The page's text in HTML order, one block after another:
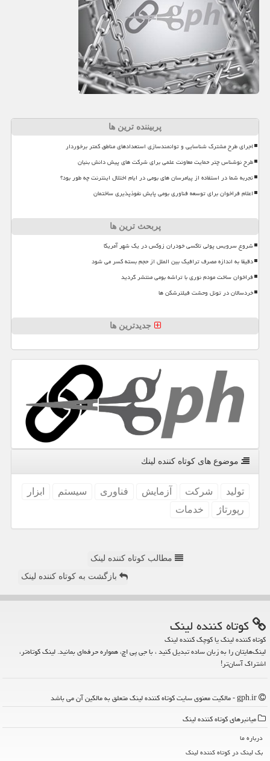
پربیننده ترین ها
اجرای طرح مشترک شناسایی و توانمندسازی استعدادهای مناطق کمتر برخوردار
طرح نوشناس چتر حمایت معاونت علمی برای شرکت های پیش دانش بنیان
تجربه شما در استفاده از پیامرسان های بومی در ایام اختلال اینترنت چه طور بود؟
اعلام فراخوان برای توسعه فناوری بومی پایش نفوذپذیری ساختمان
پربحث ترین ها
شروع سرویس پولی تاکسی خودران زوکس در یک شهر آمریکا
دقیقا به اندازه مصرف ترافیک بین الملل از حجم بسته کسر می شود
فراخوان ساخت مودم نوری با تراشه بومی منتشر گردید
خردسالان در تونل وحشت فیلترشکن ها
جدیدترین ها
موضوع های كوتاه كننده لینك
تولید شركت آزمایش فناوری سیستم
ابزار
رپورتاژ
خدمات
مطالب کوتاه کننده لینک
بازگشت به کوتاه کننده لینک
كوتاه كننده لینك
کوتاه کننده لینک یا کوچک کننده لینک
لینک‌هایتان را به زبان ساده تبدیل کنید ، با جی پی اچ، همواره حرفه‌ای بمانید. لینک کوتاه‌تر،
اشتراک آسان‌تر!
میانبرهای كوتاه كننده لینك
درباره ما
بک لینک در كوتاه كننده لینك